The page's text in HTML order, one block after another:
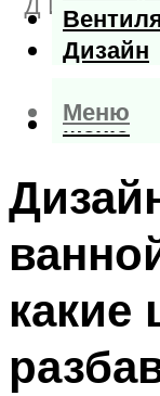
Дизайн
Меню
Меню
какие